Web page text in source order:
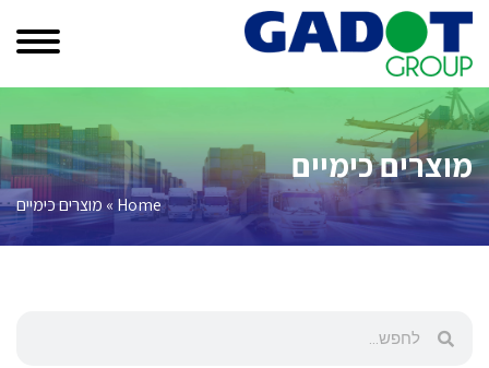
מוצרים כימיים
Home
» מוצרים כימיים